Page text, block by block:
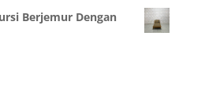
Berjemur Dengan